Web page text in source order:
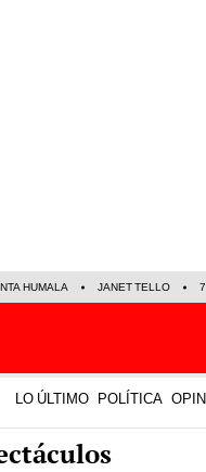
HUMALA JANET TELLO
LO ÚLTIMO POLÍTICA